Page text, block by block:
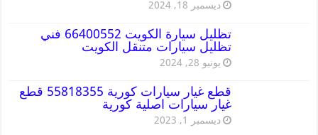
ديسمبر 18, 2024
تظليل سيارة الكويت 66400552 فني
تظليل سيارات متنقل الكويت
يونيو 28, 2024
قطع غيار سيارات كورية 55818355 قطع
غيار سيارات اصلية كورية
ديسمبر 1, 2023